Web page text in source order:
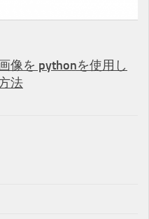
像を pythonを使用し
法